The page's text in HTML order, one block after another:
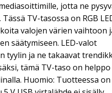
jotta ne
TV-tasossa on RGB
valojen värien vaihtoon
säätymiseen. LED-valot
tyylin ja ne takaavat
tämä TV-taso on helppo
Huomio: Tuotteessa on